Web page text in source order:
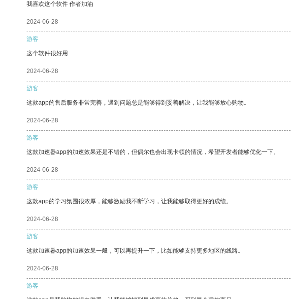
我喜欢这个软件 作者加油
2024-06-28
游客
这个软件很好用
2024-06-28
游客
这款app的售后服务非常完善，遇到问题总是能够得到妥善解决，让我能够放心购物。
2024-06-28
游客
这款加速器app的加速效果还是不错的，但偶尔也会出现卡顿的情况，希望开发者能够优化一下。
2024-06-28
游客
这款app的学习氛围很浓厚，能够激励我不断学习，让我能够取得更好的成绩。
2024-06-28
游客
这款加速器app的加速效果一般，可以再提升一下，比如能够支持更多地区的线路。
2024-06-28
游客